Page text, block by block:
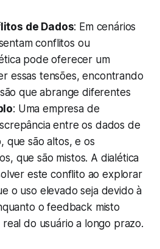
de Dados: Em cenários
conflitos ou
pode oferecer um
essas tensões, encontrando
que abrange diferentes
: Uma empresa de
entre os dados de
que são altos, e os
que são mistos. A dialética
este conflito ao explorar
o uso elevado seja devido à
o feedback misto
do usuário a longo prazo.